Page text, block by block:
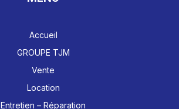
Accueil
GROUPE TJM
Vente
Location
Entretien – Réparation